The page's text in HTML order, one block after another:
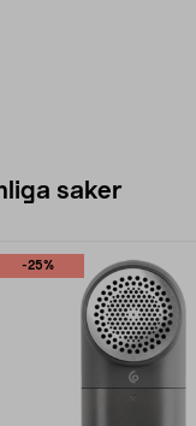
saker
-25%